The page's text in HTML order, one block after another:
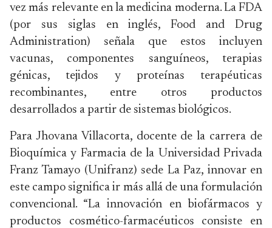
vez más relevante en la medicina moderna. La FDA
(por sus siglas en inglés, Food and Drug
Administration) señala que estos incluyen
vacunas, componentes sanguíneos, terapias
génicas, tejidos y proteínas terapéuticas
recombinantes, entre otros productos
desarrollados a partir de sistemas biológicos.
Para Jhovana Villacorta, docente de la carrera de
Bioquímica y Farmacia de la Universidad Privada
Franz Tamayo (Unifranz) sede La Paz, innovar en
este campo significa ir más allá de una formulación
convencional. “La innovación en biofármacos y
productos cosmético-farmacéuticos consiste en